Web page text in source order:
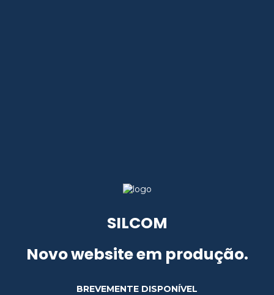
SILCOM
Novo website em produção.
BREVEMENTE DISPONÍVEL